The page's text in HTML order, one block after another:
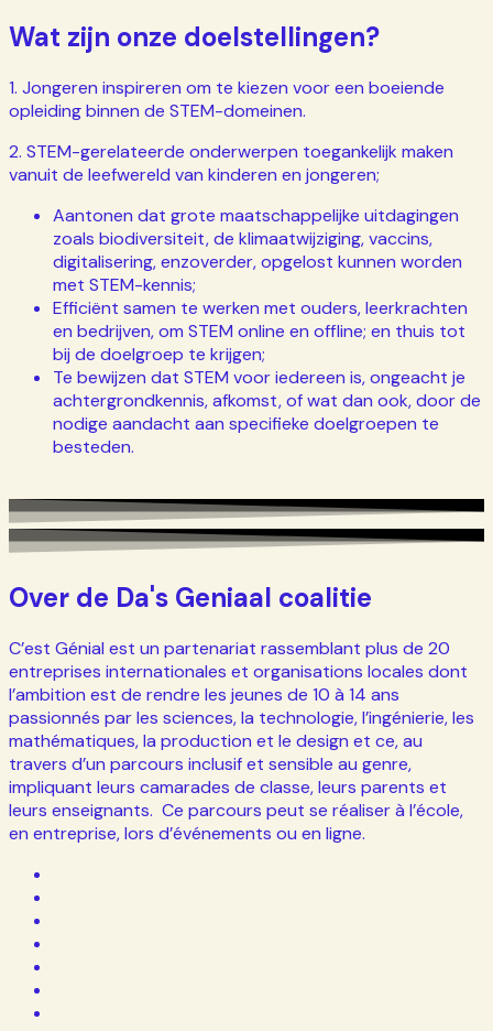
Wat zijn onze doelstellingen?
1. Jongeren inspireren om te kiezen voor een boeiende
opleiding binnen de STEM-domeinen.
2. STEM-gerelateerde onderwerpen toegankelijk maken
vanuit de leefwereld van kinderen en jongeren;
Aantonen dat grote maatschappelijke uitdagingen
zoals biodiversiteit, de klimaatwijziging, vaccins,
digitalisering, enzoverder, opgelost kunnen worden
met STEM-kennis;
Efficiënt samen te werken met ouders, leerkrachten
en bedrijven, om STEM online en offline; en thuis tot
bij de doelgroep te krijgen;
Te bewijzen dat STEM voor iedereen is, ongeacht je
achtergrondkennis, afkomst, of wat dan ook, door de
nodige aandacht aan specifieke doelgroepen te
besteden.
Over de Da's Geniaal coalitie
C’est Génial est un partenariat rassemblant plus de 20
entreprises internationales et organisations locales dont
l’ambition est de rendre les jeunes de 10 à 14 ans
passionnés par les sciences, la technologie, l’ingénierie, les
mathématiques, la production et le design et ce, au
travers d’un parcours inclusif et sensible au genre,
impliquant leurs camarades de classe, leurs parents et
leurs enseignants. Ce parcours peut se réaliser à l’école,
en entreprise, lors d’événements ou en ligne.